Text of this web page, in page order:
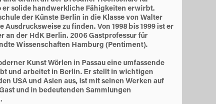
er solide handwerkliche Fähigkeiten erwirbt.
der Künste Berlin in die Klasse von Walter
zu finden. Von 1998 bis 1999 ist er
an der HdK Berlin. 2006 Gastprofessur für
Wissenschaften Hamburg (Pentiment).
Kunst Wörlen in Passau eine umfassende
und arbeitet in Berlin. Er stellt in wichtigen
USA und Asien aus, ist mit seinen Werken auf
und in bedeutenden Sammlungen